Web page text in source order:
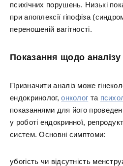
психічних порушень. Низькі
при апоплексії гіпофіза
переношеній вагітності.
Показання щодо
Призначити аналіз може
ендокринолог,онколог та
показаннями для його
у роботі ендокринної,
систем. Основні симптоми:
убогість чи відсутність